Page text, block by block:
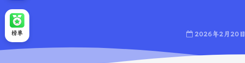
2026年2月20日
榜单